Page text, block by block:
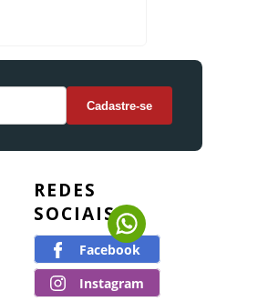
REDES
SOCIAIS